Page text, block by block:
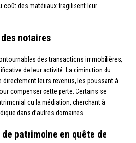
coût des matériaux fragilisent leur
notaires
des transactions immobilières,
de leur activité. La diminution du
directement leurs revenus, les poussant à
compenser cette perte. Certains se
ou la médiation, cherchant à
dans d’autres domaines.
patrimoine en quête de